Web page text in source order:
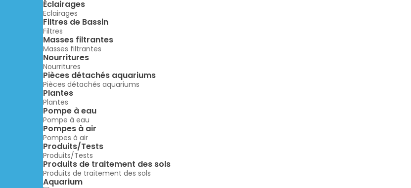
Éclairages
Eclairages
Filtres de Bassin
Filtres
Masses filtrantes
Masses filtrantes
Nourritures
Nourritures
Pièces détachés aquariums
Pièces détachés aquariums
Plantes
Plantes
Pompe à eau
Pompe à eau
Pompes à air
Pompes à air
Produits/Tests
Produits/Tests
Produits de traitement des sols
Produits de traitement des sols
Aquarium